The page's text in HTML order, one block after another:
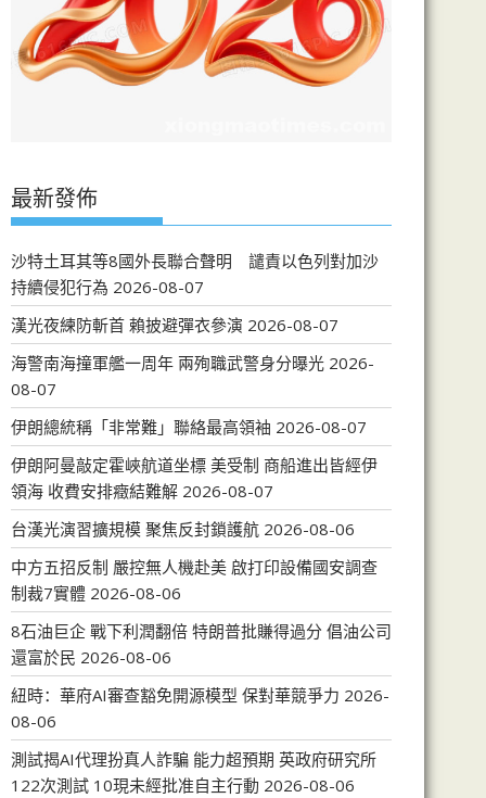
最新發佈
沙特土耳其等8國外長聯合聲明 譴責以色列對加沙
持續侵犯行為 2026-08-07
漢光夜練防斬首 賴披避彈衣參演 2026-08-07
海警南海撞軍艦一周年 兩殉職武警身分曝光 2026-
08-07
伊朗總統稱「非常難」聯絡最高領袖 2026-08-07
伊朗阿曼敲定霍峽航道坐標 美受制 商船進出皆經伊
領海 收費安排癥結難解 2026-08-07
台漢光演習擴規模 聚焦反封鎖護航 2026-08-06
中方五招反制 嚴控無人機赴美 啟打印設備國安調查
制裁7實體 2026-08-06
8石油巨企 戰下利潤翻倍 特朗普批賺得過分 倡油公司
還富於民 2026-08-06
紐時：華府AI審查豁免開源模型 保對華競爭力 2026-
08-06
測試揭AI代理扮真人詐騙 能力超預期 英政府研究所
122次測試 10現未經批准自主行動 2026-08-06